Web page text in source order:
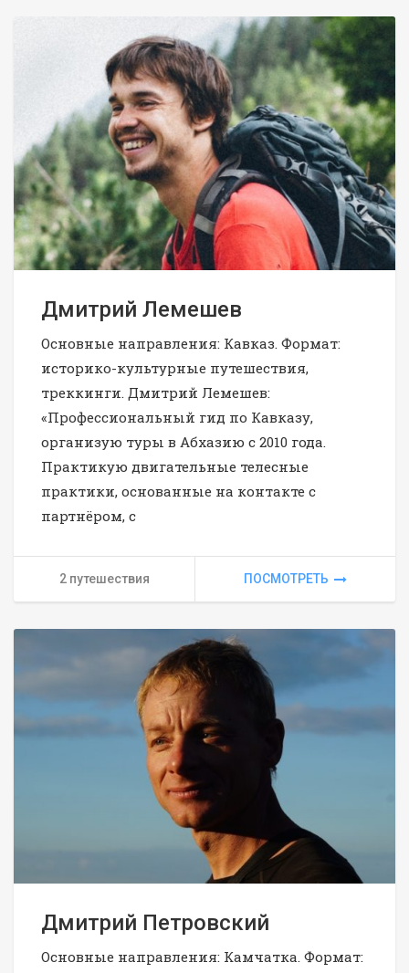
Дмитрий Лемешев
Основные направления: Кавказ. Формат:
историко-культурные путешествия,
треккинги. Дмитрий Лемешев:
«Профессиональный гид по Кавказу,
организую туры в Абхазию с 2010 года.
Практикую двигательные телесные
практики, основанные на контакте с
партнёром, с
2 путешествия ПОСМОТРЕТЬ
Дмитрий Петровский
Основные направления: Камчатка. Формат: